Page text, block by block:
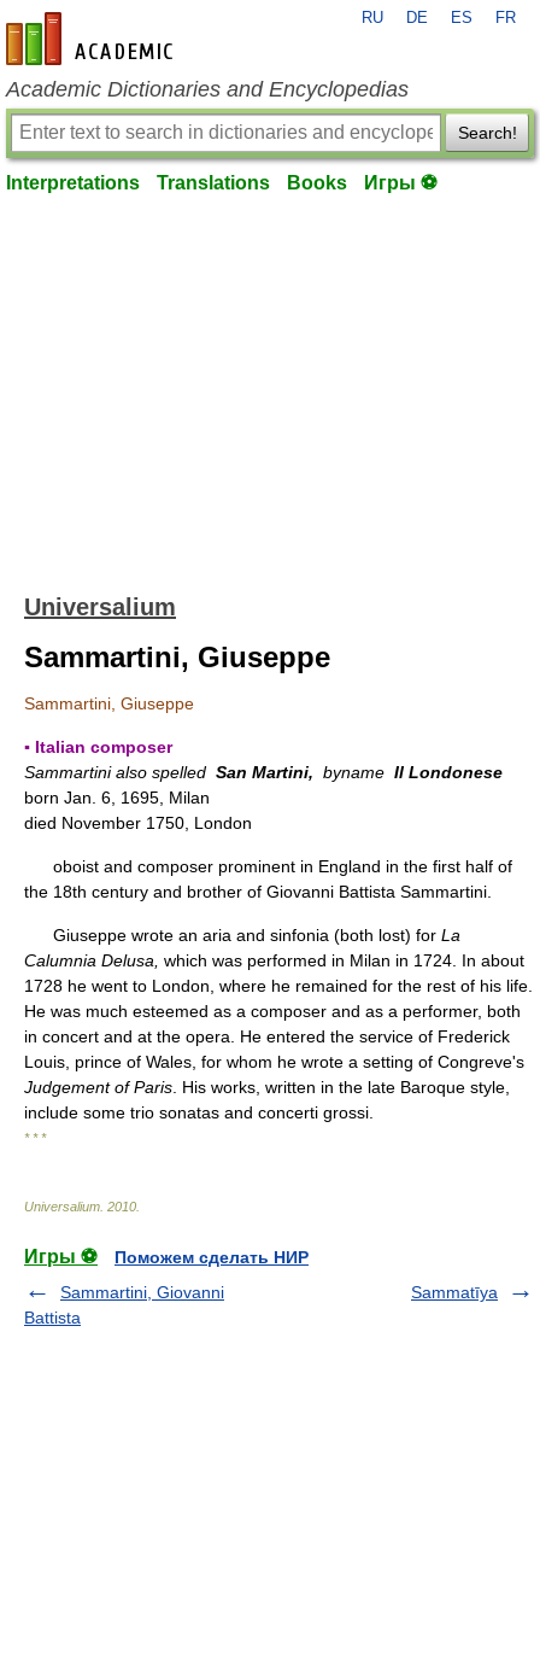
en-academic.com
RU DE ES FR
Academic Dictionaries and Encyclopedias
Search!
Interpretations Translations Books Игры ⚽
Universalium
Sammartini, Giuseppe
Sammartini, Giuseppe
▪ Italian composer
Sammartini also spelled San Martini, byname Il Londonese
born Jan. 6, 1695, Milan
died November 1750, London
oboist and composer prominent in England in the first half of
the 18th century and brother of Giovanni Battista Sammartini.
Giuseppe wrote an aria and sinfonia (both lost) for La
Calumnia Delusa, which was performed in Milan in 1724. In about
1728 he went to London, where he remained for the rest of his life.
He was much esteemed as a composer and as a performer, both
in concert and at the opera. He entered the service of Frederick
Louis, prince of Wales, for whom he wrote a setting of Congreve's
Judgement of Paris . His works, written in the late Baroque style,
include some trio sonatas and concerti grossi.
* * *
Universalium 2010
Игры ⚽
Поможем сделать НИР
Sammartini, Giovanni
Battista
Sammatīya